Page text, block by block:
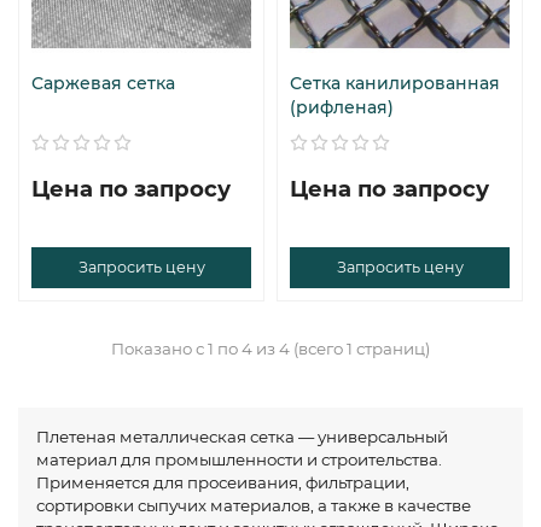
Саржевая сетка
Цена по запросу
Запросить цену
Сетка канилированная
(рифленая)
Цена по запросу
Запросить цену
Показано с 1 по 4 из 4 (всего 1 страниц)
Плетеная металлическая сетка — универсальный
материал для промышленности и строительства.
Применяется для просеивания, фильтрации,
сортировки сыпучих материалов, а также в качестве